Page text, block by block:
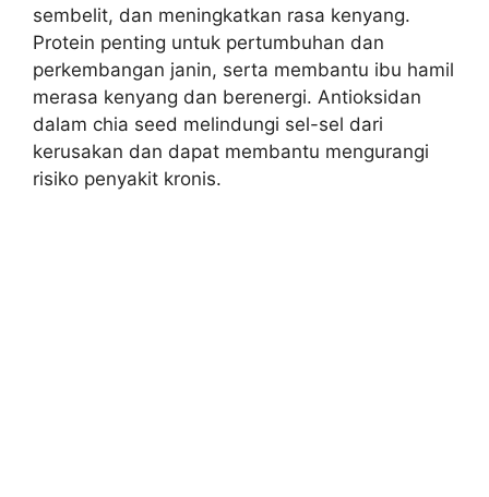
sembelit, dan meningkatkan rasa kenyang.
Protein penting untuk pertumbuhan dan
perkembangan janin, serta membantu ibu hamil
merasa kenyang dan berenergi. Antioksidan
dalam chia seed melindungi sel-sel dari
kerusakan dan dapat membantu mengurangi
risiko penyakit kronis.